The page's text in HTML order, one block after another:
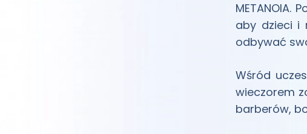
METANOIA.
aby dzieci i
odbywać
Wśród
wieczorem
barberów,